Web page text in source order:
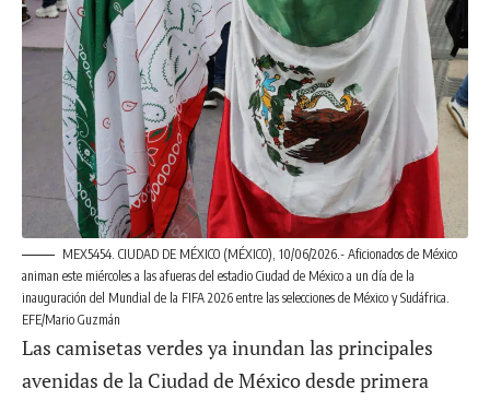
MEX5454. CIUDAD DE MÉXICO (MÉXICO), 10/06/2026.- Aficionados de México
animan este miércoles a las afueras del estadio Ciudad de México a un día de la
inauguración del Mundial de la FIFA 2026 entre las selecciones de México y Sudáfrica.
EFE/Mario Guzmán
Las camisetas verdes ya inundan las principales
avenidas de la Ciudad de México desde primera